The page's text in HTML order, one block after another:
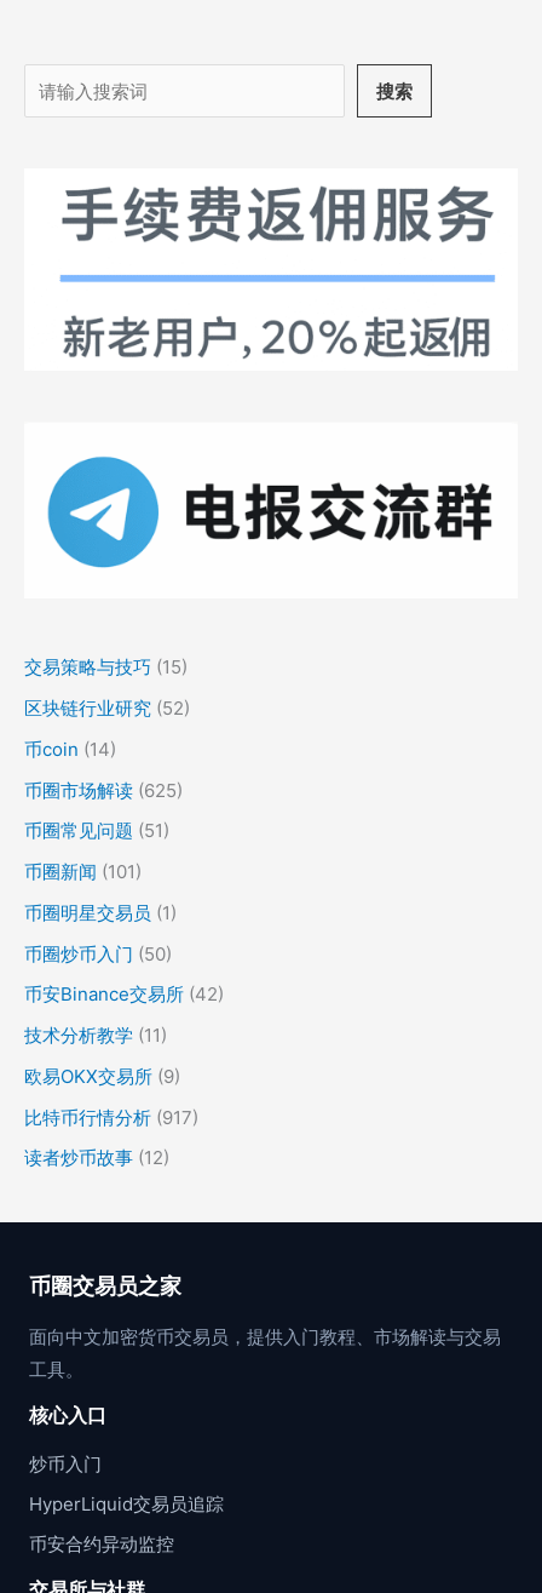
搜
索
搜索
交易策略与技巧 (15)
区块链行业研究 (52)
币coin (14)
币圈市场解读 (625)
币圈常见问题 (51)
币圈新闻 (101)
币圈明星交易员 (1)
币圈炒币入门 (50)
币安Binance交易所 (42)
技术分析教学 (11)
欧易OKX交易所 (9)
比特币行情分析 (917)
读者炒币故事 (12)
币圈交易员之家
面向中文加密货币交易员，提供入门教程、市场解读与交易
工具。
核心入口
炒币入门
HyperLiquid交易员追踪
币安合约异动监控